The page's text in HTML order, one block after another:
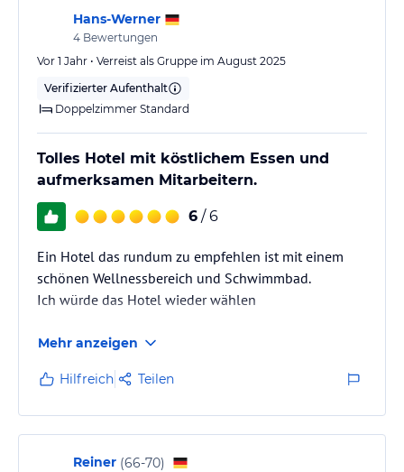
Hans-Werner
4 Bewertungen
Vor 1 Jahr • Verreist als Gruppe im August 2025
Verifizierter Aufenthalt
Doppelzimmer Standard
Tolles Hotel mit köstlichem Essen und
aufmerksamen Mitarbeitern.
6 / 6
Ein Hotel das rundum zu empfehlen ist mit einem
schönen Wellnessbereich und Schwimmbad.
Ich würde das Hotel wieder wählen
Mehr anzeigen
Hilfreich Teilen
Reiner (66-70)